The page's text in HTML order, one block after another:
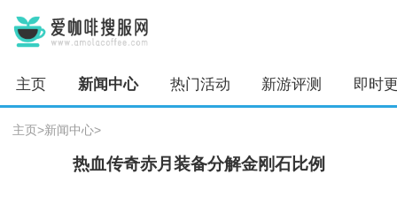
主页 新闻中心 热门活动 新游评测 即时
主页>新闻中心>
热血传奇赤月装备分解金刚石比例